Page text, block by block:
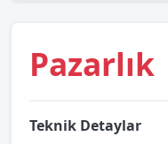
Pazarlık
Teknik Detaylar